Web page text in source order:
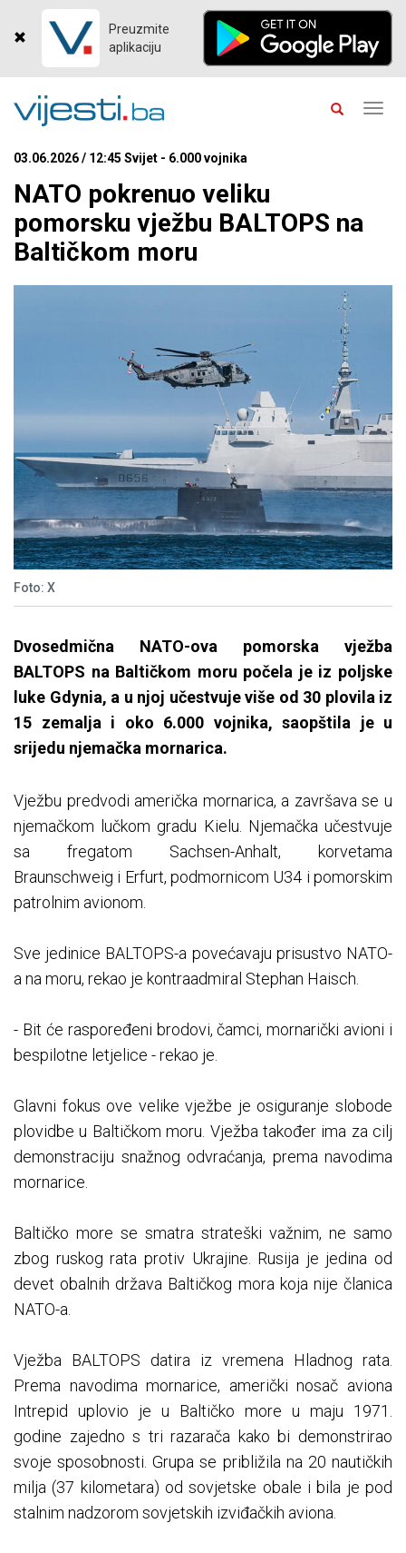
Preuzmite
aplikaciju
03.06.2026 / 12:45 Svijet - 6.000 vojnika
NATO pokrenuo veliku
pomorsku vježbu BALTOPS na
Baltičkom moru
Foto: X
Dvosedmična NATO-ova pomorska vježba
BALTOPS na Baltičkom moru počela je iz poljske
luke Gdynia, a u njoj učestvuje više od 30 plovila iz
15 zemalja i oko 6.000 vojnika, saopštila je u
srijedu njemačka mornarica.
Vježbu predvodi američka mornarica, a završava se u
njemačkom lučkom gradu Kielu. Njemačka učestvuje
sa fregatom Sachsen-Anhalt, korvetama
Braunschweig i Erfurt, podmornicom U34 i pomorskim
patrolnim avionom.
Sve jedinice BALTOPS-a povećavaju prisustvo NATO-
a na moru, rekao je kontraadmiral Stephan Haisch.
- Bit će raspoređeni brodovi, čamci, mornarički avioni i
bespilotne letjelice - rekao je.
Glavni fokus ove velike vježbe je osiguranje slobode
plovidbe u Baltičkom moru. Vježba također ima za cilj
demonstraciju snažnog odvraćanja, prema navodima
mornarice.
Baltičko more se smatra strateški važnim, ne samo
zbog ruskog rata protiv Ukrajine. Rusija je jedina od
devet obalnih država Baltičkog mora koja nije članica
NATO-a.
Vježba BALTOPS datira iz vremena Hladnog rata.
Prema navodima mornarice, američki nosač aviona
Intrepid uplovio je u Baltičko more u maju 1971.
godine zajedno s tri razarača kako bi demonstrirao
svoje sposobnosti. Grupa se približila na 20 nautičkih
milja (37 kilometara) od sovjetske obale i bila je pod
stalnim nadzorom sovjetskih izviđačkih aviona.